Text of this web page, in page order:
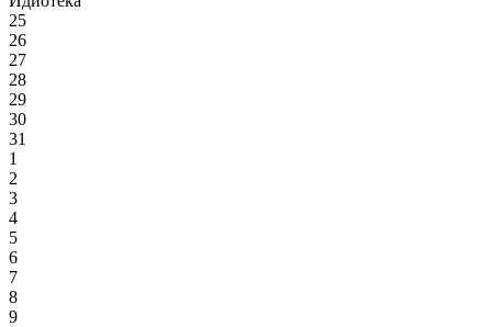
25
26
27
28
29
30
31
1
2
3
4
5
6
7
8
9